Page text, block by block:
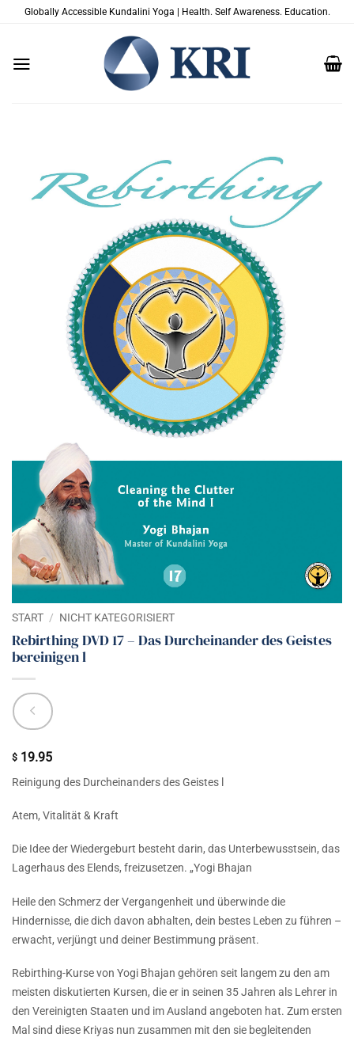
ZumGlobally Accessible Kundalini Yoga | Health. Self Awareness. Education.
START / NICHT KATEGORISIERT
Rebirthing DVD 17 – Das Durcheinander des Geistes
bereinigen l
$ 19.95
Reinigung des Durcheinanders des Geistes l
Atem, Vitalität & Kraft
Die Idee der Wiedergeburt besteht darin, das Unterbewusstsein, das
Lagerhaus des Elends, freizusetzen. „Yogi Bhajan
Heile den Schmerz der Vergangenheit und überwinde die
Hindernisse, die dich davon abhalten, dein bestes Leben zu führen –
erwacht, verjüngt und deiner Bestimmung präsent.
Rebirthing-Kurse von Yogi Bhajan gehören seit langem zu den am
meisten diskutierten Kursen, die er in seinen 35 Jahren als Lehrer in
den Vereinigten Staaten und im Ausland angeboten hat. Zum ersten
Mal sind diese Kriyas nun zusammen mit den sie begleitenden